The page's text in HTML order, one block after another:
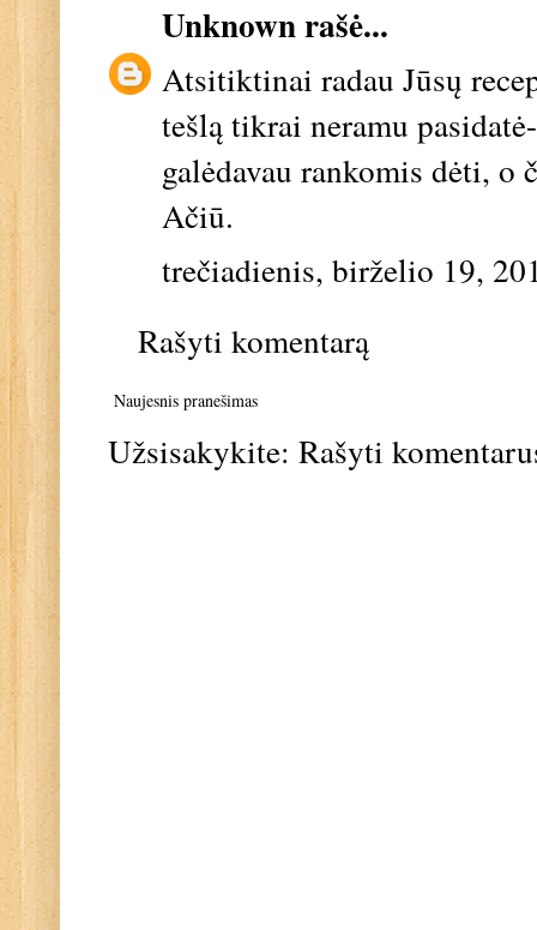
Unknownrašė...
Atsitiktinai radau Jūsų
tešlą tikrai neramu
galėdavau rankomis dėti,
Ačiū.
trečiadienis, birželio 19,
Rašyti komentarą
Naujesnis pranešimas
Užsisakykite: Rašyti